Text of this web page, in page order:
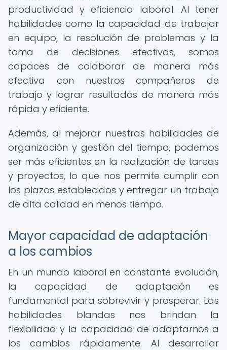
productividad y eficiencia laboral. Al tener
habilidades como la capacidad de trabajar
en equipo, la resolución de problemas y la
toma de decisiones efectivas, somos
capaces de colaborar de manera más
efectiva con nuestros compañeros de
trabajo y lograr resultados de manera más
rápida y eficiente.
Además, al mejorar nuestras habilidades de
organización y gestión del tiempo, podemos
ser más eficientes en la realización de tareas
y proyectos, lo que nos permite cumplir con
los plazos establecidos y entregar un trabajo
de alta calidad en menos tiempo.
Mayor capacidad de adaptación
a los cambios
En un mundo laboral en constante evolución,
la capacidad de adaptación es
fundamental para sobrevivir y prosperar. Las
habilidades blandas nos brindan la
flexibilidad y la capacidad de adaptarnos a
los cambios rápidamente. Al desarrollar